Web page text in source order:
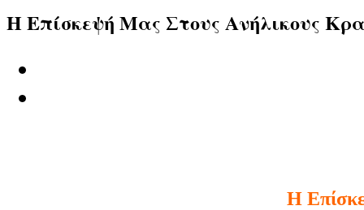
Η Επίσκεψή Μας Στους Ανήλικους
Η